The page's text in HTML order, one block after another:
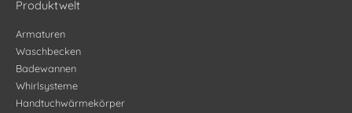
Produktwelt
Armaturen
Waschbecken
Badewannen
Whirlsysteme
Handtuchwärmekörper